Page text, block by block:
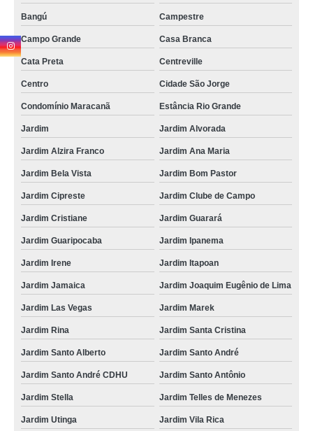
endereço de clínica veterinária Vila Lutécia
clínica veterinária telefone Recreio da Borda do Campo
endereço de clínica veterinária mais próxima Pinheirinho
clínica veterinária mais próxima Rio Grande
contato de clínica 24 horas veterinária Pinheirinho
endereço de clínica 24 horas veterinária Parque Represa Billings II
clínica 24 horas veterinária telefone Três Divisas
clínica veterinária de cães e gatos telefone Jardim Rina
clínica veterinária próxima Parque das Garças
clínica veterinária animal Jardim Rina
endereço de clínica veterinária especializada em cães e gatos Centro
contato de clínica veterinária Araçaúva
clínica veterinária popular Cata Preta
Matarazzo
clínica veterinária próxima Jardim Cristiane
clínica veterinária popular telefone Jardim Joaquim Eugênio de Lima
Bangú Campestre
Campo Grande Casa Branca
Cata Preta Centreville
Centro Cidade São Jorge
Condomínio Maracanã Estância Rio Grande
Jardim Jardim Alvorada
Jardim Alzira Franco Jardim Ana Maria
Jardim Bela Vista Jardim Bom Pastor
Jardim Cipreste Jardim Clube de Campo
Jardim Cristiane Jardim Guarará
Jardim Guaripocaba Jardim Ipanema
Jardim Irene Jardim Itapoan
Jardim Jamaica Jardim Joaquim Eugênio de Lima
Jardim Las Vegas Jardim Marek
Jardim Rina Jardim Santa Cristina
Jardim Santo Alberto Jardim Santo André
Jardim Santo André CDHU Jardim Santo Antônio
Jardim Stella Jardim Telles de Menezes
Jardim Utinga Jardim Vila Rica